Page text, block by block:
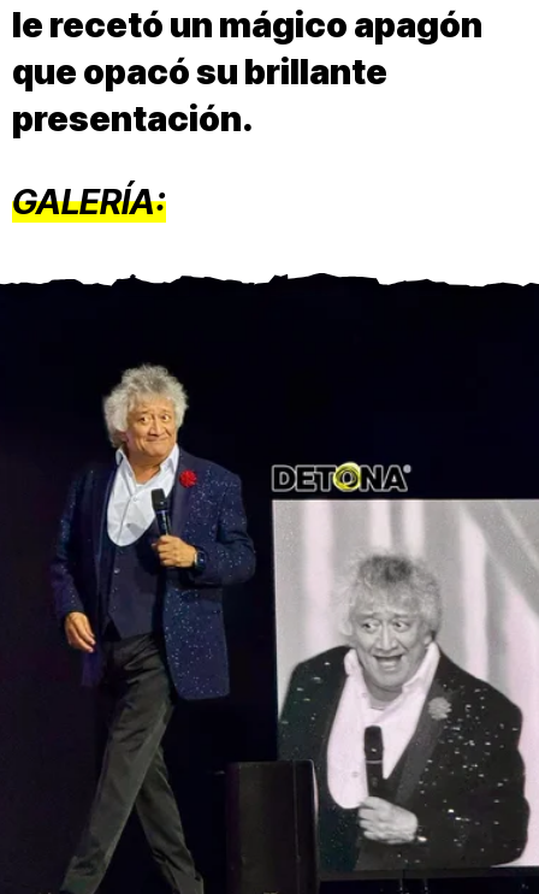
le recetó un mágico apagón
que opacó su brillante
presentación.
GALERÍA: